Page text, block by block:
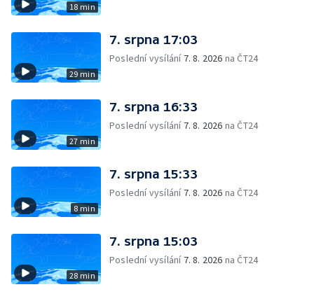
18 min
29 min
7. srpna 17:03
Poslední vysílání 7. 8. 2026 na ČT24
27 min
7. srpna 16:33
Poslední vysílání 7. 8. 2026 na ČT24
8 min
7. srpna 15:33
Poslední vysílání 7. 8. 2026 na ČT24
28 min
7. srpna 15:03
Poslední vysílání 7. 8. 2026 na ČT24